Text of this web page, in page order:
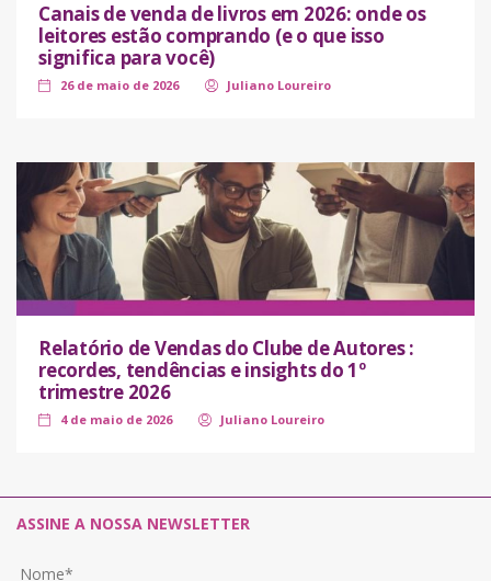
Canais de venda de livros em 2026: onde os
leitores estão comprando (e o que isso
significa para você)
26 de maio de 2026 Juliano Loureiro
Relatório de Vendas do Clube de Autores :
recordes, tendências e insights do 1º
trimestre 2026
4 de maio de 2026 Juliano Loureiro
ASSINE A NOSSA NEWSLETTER